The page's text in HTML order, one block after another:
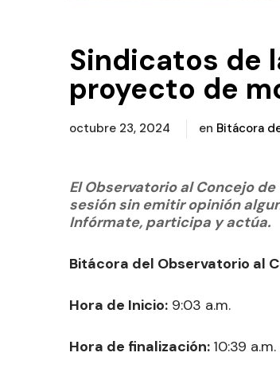
Sindicatos de
proyecto de
octubre 23, 2024 en Bitácora
El Observatorio al Concejo
sesión sin emitir opinión
Infórmate, participa y actúa.
Bitácora del Observatorio al
Hora de Inicio: 9:03 a.m.
Hora de finalización: 10:39 a.m.